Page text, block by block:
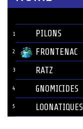
1 PILONS
2 FRONTENAC
3 RATZ
4 GNOMICIDES
5 LOONATIQUES